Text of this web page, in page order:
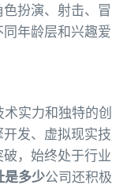
扮演、射击、冒
年龄层和兴趣爱
实力和独特的创
发、虚拟现实技
，始终处于行业
是多少公司还积极